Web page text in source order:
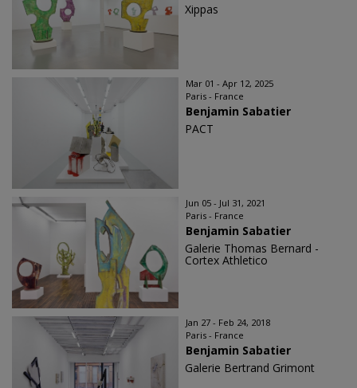
Xippas
Mar 01 - Apr 12, 2025
Paris - France
Benjamin Sabatier
PACT
Jun 05 - Jul 31, 2021
Paris - France
Benjamin Sabatier
Galerie Thomas Bernard -
Cortex Athletico
Jan 27 - Feb 24, 2018
Paris - France
Benjamin Sabatier
Galerie Bertrand Grimont